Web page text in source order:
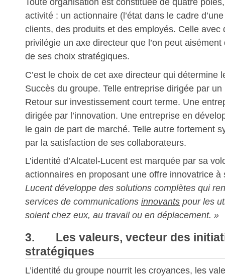
Toute organisation est constituée de quatre
activité : un actionnaire (l’état dans le cadre
clients, des produits et des employés. Celle avec
privilégie un axe directeur que l’on peut
de ses choix stratégiques.
C’est le choix de cet axe directeur qui détermine
Succès du groupe. Telle entreprise dirigée par
Retour sur investissement court terme. Une
dirigée par l’innovation. Une entreprise en
le gain de part de marché. Telle autre fortement
par la satisfaction de ses collaborateurs.
L’identité d’Alcatel-Lucent est marquée par sa
actionnaires en proposant une offre innovatrice
Lucent développe des solutions complètes qui
services de communications innovants pour les
soient chez eux, au travail ou en déplacement. »
3. Les valeurs, vecteur des
stratégiques
L’identité du groupe nourrit les croyances, les